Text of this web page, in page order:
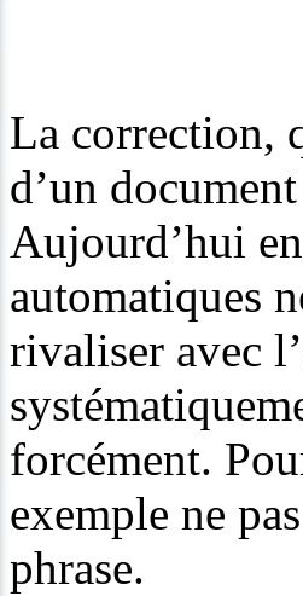
La correction,
d’un
Aujourd’hui
automatiques
rivaliser avec
forcément.
exemple ne
phrase.